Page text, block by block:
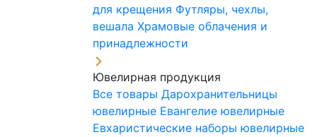
для крещения Футляры, чехлы,
вешала Храмовые облачения и
принадлежности
Ювелирная продукция
Все товары Дарохранительницы
ювелирные Евангелие ювелирные
Евхаристические наборы ювелирные